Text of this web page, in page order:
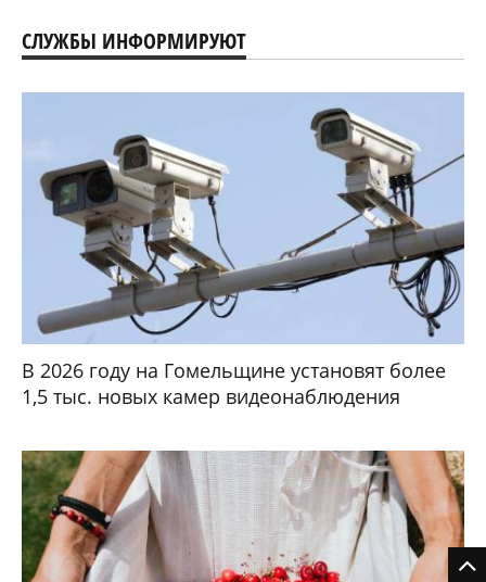
СЛУЖБЫ ИНФОРМИРУЮТ
В 2026 году на Гомельщине установят более
1,5 тыс. новых камер видеонаблюдения